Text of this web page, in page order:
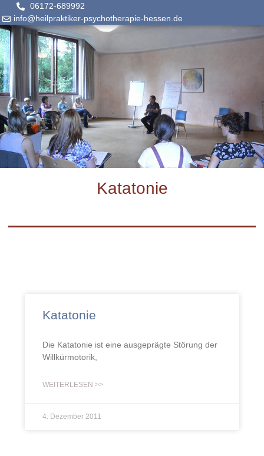
06172-689992
info@heilpraktiker-psychotherapie-hessen.de
Katatonie
Katatonie
Die Katatonie ist eine ausgeprägte Störung der
Willkürmotorik,
WEITERLESEN >>
4. Dezember 2011